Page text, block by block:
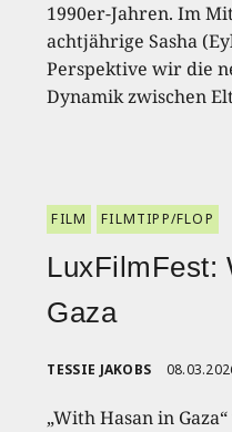
1990er-Jahren. Im
achtjährige Sasha
Perspektive wir die
Dynamik zwischen
FILM FILMTIPP/FLOP
LuxFilmFest:
Gaza
TESSIE JAKOBS
„With Hasan in